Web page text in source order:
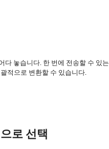
다 놓습니다. 한 번에 전송할 수 있는
적으로 변환할 수 있습니다.
로 선택